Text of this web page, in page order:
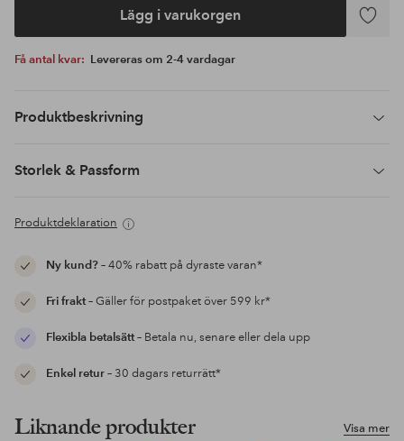
Lägg i varukorgen
Lägg
Få antal kvar: Levereras om 2-4 vardagar
Produktbeskrivning
Storlek & Passform
Produktdeklaration
Ny kund?– 40% rabatt på dyraste varan*
Fri frakt– Gäller för postpaket över 599 kr*
Flexibla betalsätt– Betala nu, senare eller dela upp
Enkel retur– 30 dagars returrätt*
Visa mer
Liknande produkter